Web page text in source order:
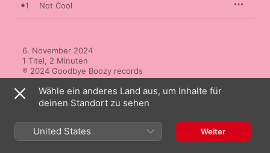
1 Not Cool
6. November 2024
1 Titel, 2 Minuten
℗ 2024 Goodbye Boozy records
Mehr von HYPERDOG
Wähle ein anderes Land aus, um Inhalte für
deinen Standort zu sehen
United States Weiter